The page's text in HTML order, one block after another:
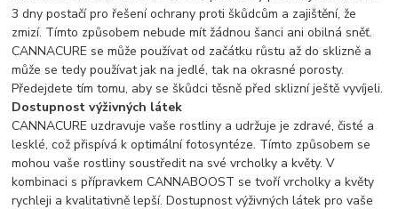
3 dny postačí pro řešení ochrany proti škůdcům a zajištění, že
zmizí. Tímto způsobem nebude mít žádnou šanci ani obilná sněť.
CANNACURE se může používat od začátku růstu až do sklizně a
může se tedy používat jak na jedlé, tak na okrasné porosty.
Předejdete tím tomu, aby se škůdci těsně před sklizní ještě vyvíjeli.
Dostupnost výživných látek
CANNACURE uzdravuje vaše rostliny a udržuje je zdravé, čisté a
lesklé, což přispívá k optimální fotosyntéze. Tímto způsobem se
mohou vaše rostliny soustředit na své vrcholky a květy. V
kombinaci s přípravkem CANNABOOST se tvoří vrcholky a květy
rychleji a kvalitativně lepší. Dostupnost výživných látek pro vaše